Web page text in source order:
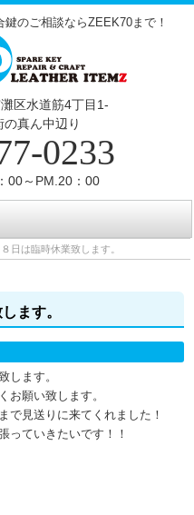
のご相談ならZEEK70まで！
区水道筋4丁目1‐
真ん中辺り
0233
00～PM.20：00
日は臨時休業致します。
ます。
します。
お願い致します。
で見送りに来てくれました！
っていきたいです！！